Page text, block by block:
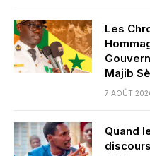
Les
Majib
7 AOÛT
Quand